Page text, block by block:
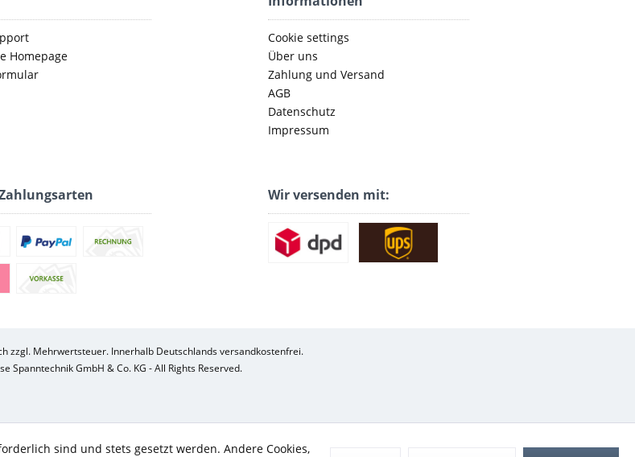
Homepage
Cookie settings
Über uns
Zahlung und Versand
AGB
Datenschutz
Impressum
Wir versenden mit:
zzgl. Mehrwertsteuer. Innerhalb Deutschlands versandkostenfrei.
Spanntechnik GmbH & Co. KG - All Rights Reserved.
sind und stets gesetzt werden. Andere Cookies,